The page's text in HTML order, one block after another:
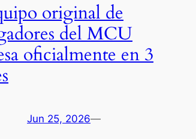
original de
del MCU
oficialmente en 3
Jun 25, 2026—